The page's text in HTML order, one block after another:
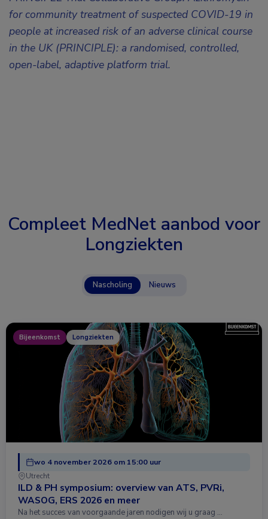
for community treatment of suspected COVID-19 in
people at increased risk of an adverse clinical course
in the UK (PRINCIPLE): a randomised, controlled,
open-label, adaptive platform trial.
Compleet MedNet aanbod voor
Longziekten
Nascholing Nieuws
Bijeenkomst Longziekten
wo 4 november 2026 om 15:00 uur
Utrecht
ILD & PH symposium: overview van ATS, PVRi,
WASOG, ERS 2026 en meer
Na het succes van voorgaande jaren nodigen wij u graag …